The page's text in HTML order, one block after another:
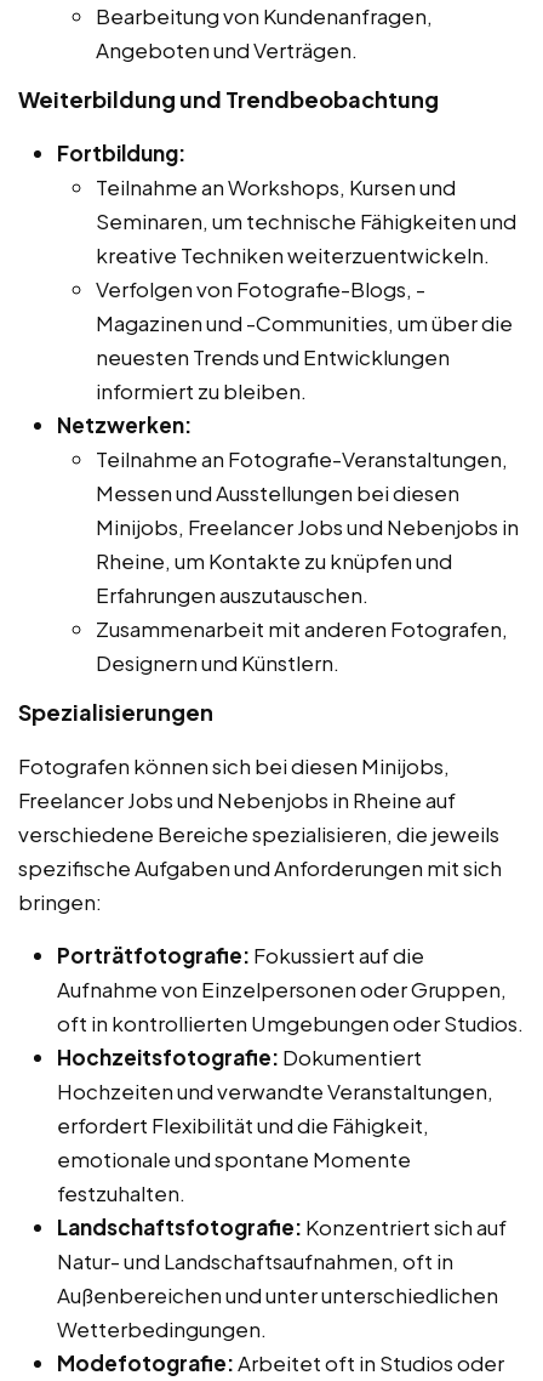
Bearbeitung von Kundenanfragen,
Angeboten und Verträgen.
Weiterbildung und Trendbeobachtung
Fortbildung:
Teilnahme an Workshops, Kursen und
Seminaren, um technische Fähigkeiten und
kreative Techniken weiterzuentwickeln.
Verfolgen von Fotografie-Blogs, -
Magazinen und -Communities, um über die
neuesten Trends und Entwicklungen
informiert zu bleiben.
Netzwerken:
Teilnahme an Fotografie-Veranstaltungen,
Messen und Ausstellungen bei diesen
Minijobs, Freelancer Jobs und Nebenjobs in
Rheine, um Kontakte zu knüpfen und
Erfahrungen auszutauschen.
Zusammenarbeit mit anderen Fotografen,
Designern und Künstlern.
Spezialisierungen
Fotografen können sich bei diesen Minijobs,
Freelancer Jobs und Nebenjobs in Rheine auf
verschiedene Bereiche spezialisieren, die jeweils
spezifische Aufgaben und Anforderungen mit sich
bringen:
Porträtfotografie: Fokussiert auf die
Aufnahme von Einzelpersonen oder Gruppen,
oft in kontrollierten Umgebungen oder Studios.
Hochzeitsfotografie: Dokumentiert
Hochzeiten und verwandte Veranstaltungen,
erfordert Flexibilität und die Fähigkeit,
emotionale und spontane Momente
festzuhalten.
Landschaftsfotografie: Konzentriert sich auf
Natur- und Landschaftsaufnahmen, oft in
Außenbereichen und unter unterschiedlichen
Wetterbedingungen.
Modefotografie:Arbeitet oft in Studios oder